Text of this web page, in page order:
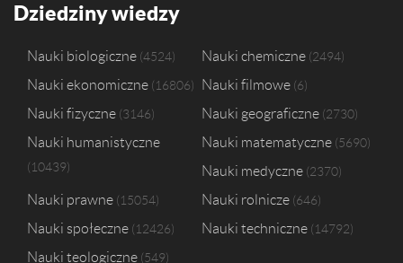
Dziedziny wiedzy
Nauki biologiczne 4524 Nauki chemiczne 2494
Nauki ekonomiczne 16806 Nauki filmowe 6
Nauki fizyczne 3146 Nauki geograficzne 2730
Nauki humanistyczne
10439
Nauki matematyczne 5690
Nauki medyczne 2370
Nauki prawne 15054 Nauki rolnicze 646
Nauki społeczne 12426 Nauki techniczne 14792
Nauki teologiczne 549